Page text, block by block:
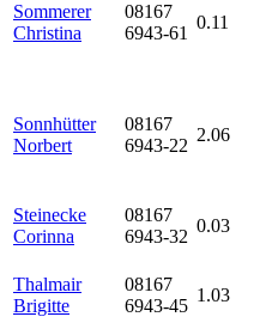
Sommerer
Christina
08167
6943-61
0.11
Sonnhütter
Norbert
08167
6943-22
2.06
Steinecke
Corinna
08167
6943-32
0.03
Thalmair
Brigitte
08167
6943-45
1.03